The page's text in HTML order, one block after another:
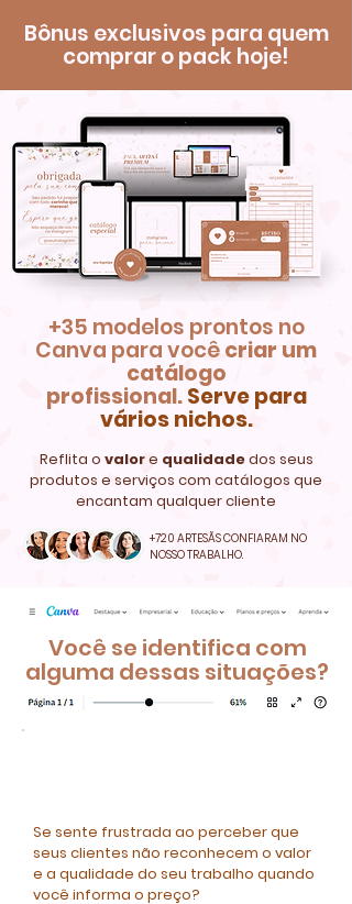
Bônus exclusivos para quem
comprar o pack hoje!
+35 modelos prontos no
Canva para vocêcriar um
catálogo
profissional.Serve para
vários nichos.
Reflita o valore qualidadedos seus
produtos e serviços com catálogos que
encantam qualquer cliente
+720 ARTESÃS CONFIARAM NO
NOSSO TRABALHO.
Você se identifica com
alguma dessas situações?
Se sente frustrada ao perceber que
seus clientes não reconhecem o valor
e a qualidade do seu trabalho quando
você informa o preço?